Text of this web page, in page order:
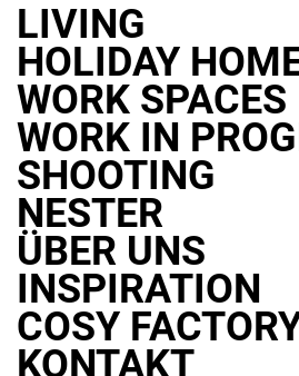
LIVING
HOLIDAY
WORK SPACES
WORK IN
SHOOTING
NESTER
ÜBER UNS
INSPIRATION
COSY
KONTAKT